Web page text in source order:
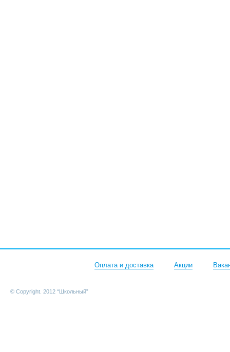
Оплата и доставка Акции
© Copyright. 2012 “Школьный”